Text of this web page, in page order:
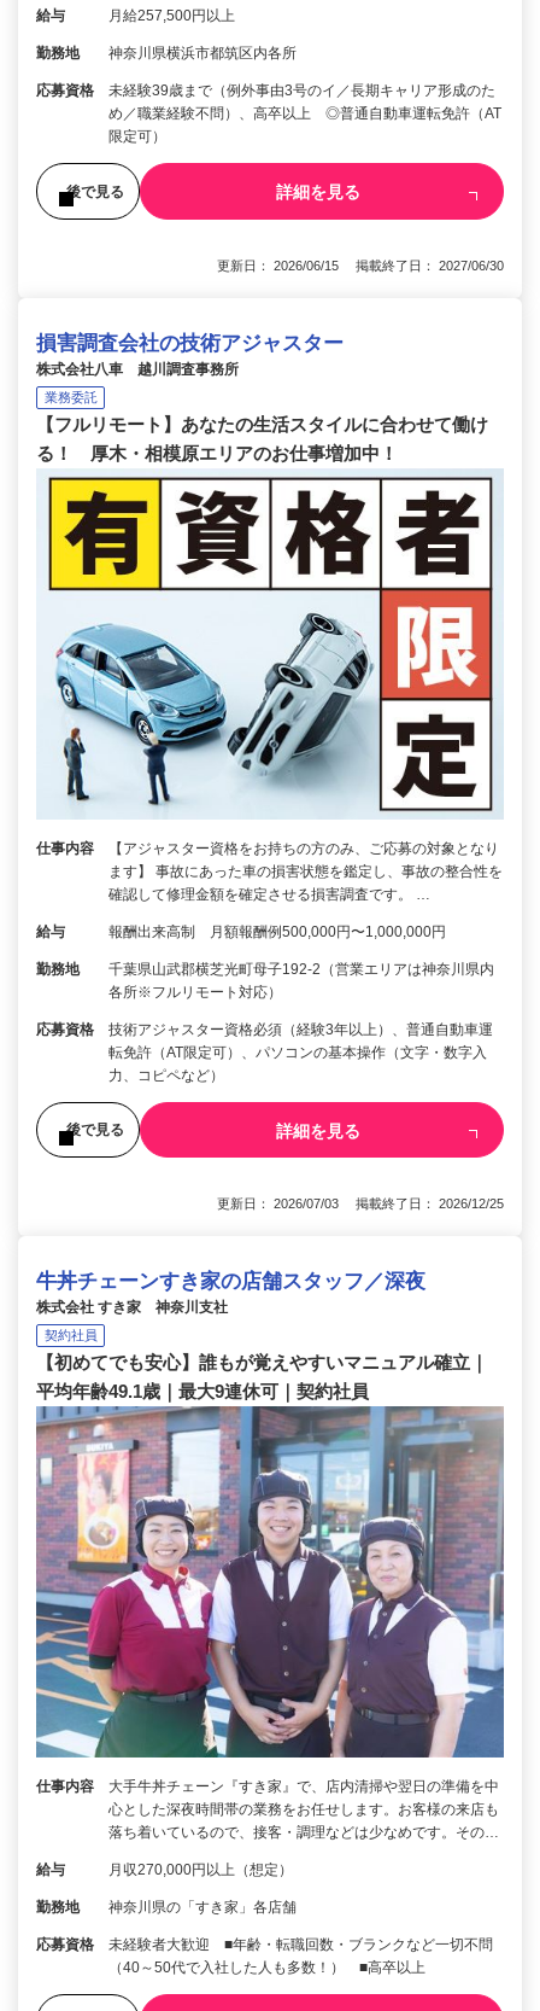
給与 月給257,500円以上
勤務地 神奈川県横浜市都筑区内各所
応募資格
未経験39歳まで（例外事由3号のイ／長期キャリア形成のた
め／職業経験不問）、高卒以上 ◎普通自動車運転免許（AT
限定可）
後で見る 詳細を見る
更新日： 2026/06/15 掲載終了日： 2027/06/30
損害調査会社の技術アジャスター
株式会社八車 越川調査事務所
業務委託
【フルリモート】あなたの生活スタイルに合わせて働け
る！ 厚木・相模原エリアのお仕事増加中！
仕事内容
【アジャスター資格をお持ちの方のみ、ご応募の対象となり
ます】 事故にあった車の損害状態を鑑定し、事故の整合性を
確認して修理金額を確定させる損害調査です。 …
給与 報酬出来高制 月額報酬例500,000円〜1,000,000円
勤務地
千葉県山武郡横芝光町母子192-2（営業エリアは神奈川県内
各所※フルリモート対応）
応募資格
技術アジャスター資格必須（経験3年以上）、普通自動車運
転免許（AT限定可）、パソコンの基本操作（文字・数字入
力、コピペなど）
後で見る 詳細を見る
更新日： 2026/07/03 掲載終了日： 2026/12/25
牛丼チェーンすき家の店舗スタッフ／深夜
株式会社 すき家 神奈川支社
契約社員
【初めてでも安心】誰もが覚えやすいマニュアル確立｜
平均年齢49.1歳｜最大9連休可｜契約社員
仕事内容
大手牛丼チェーン『すき家』で、店内清掃や翌日の準備を中
心とした深夜時間帯の業務をお任せします。お客様の来店も
落ち着いているので、接客・調理などは少なめです。その…
給与 月収270,000円以上（想定）
勤務地 神奈川県の「すき家」各店舗
応募資格
未経験者大歓迎 ■年齢・転職回数・ブランクなど一切不問
（40～50代で入社した人も多数！） ■高卒以上